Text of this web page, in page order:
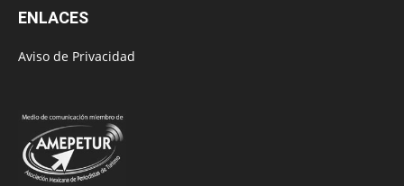
ENLACES
Aviso de Privacidad